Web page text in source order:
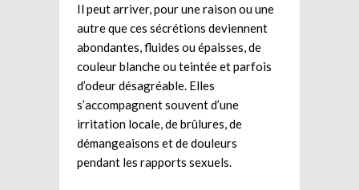
Il peut arriver, pour une raison ou une
autre que ces sécrétions deviennent
abondantes, fluides ou épaisses, de
couleur blanche ou teintée et parfois
d’odeur désagréable. Elles
s’accompagnent souvent d’une
irritation locale, de brûlures, de
démangeaisons et de douleurs
pendant les rapports sexuels.